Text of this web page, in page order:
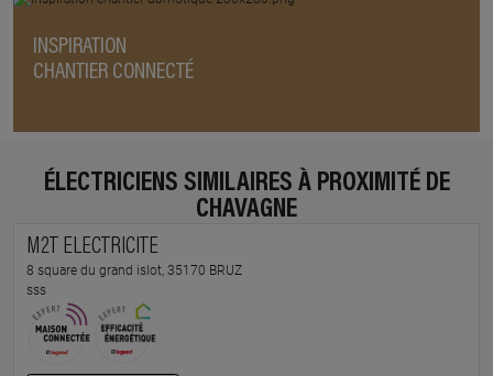
INSPIRATION
CHANTIER CONNECTÉ
ÉLECTRICIENS SIMILAIRES À PROXIMITÉ DE
CHAVAGNE
M2T ELECTRICITE
8 square du grand islot, 35170 BRUZ
sss